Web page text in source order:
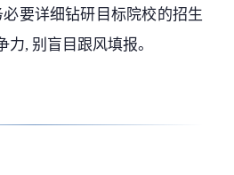
要详细钻研目标院校的招生
力, 别盲目跟风填报。